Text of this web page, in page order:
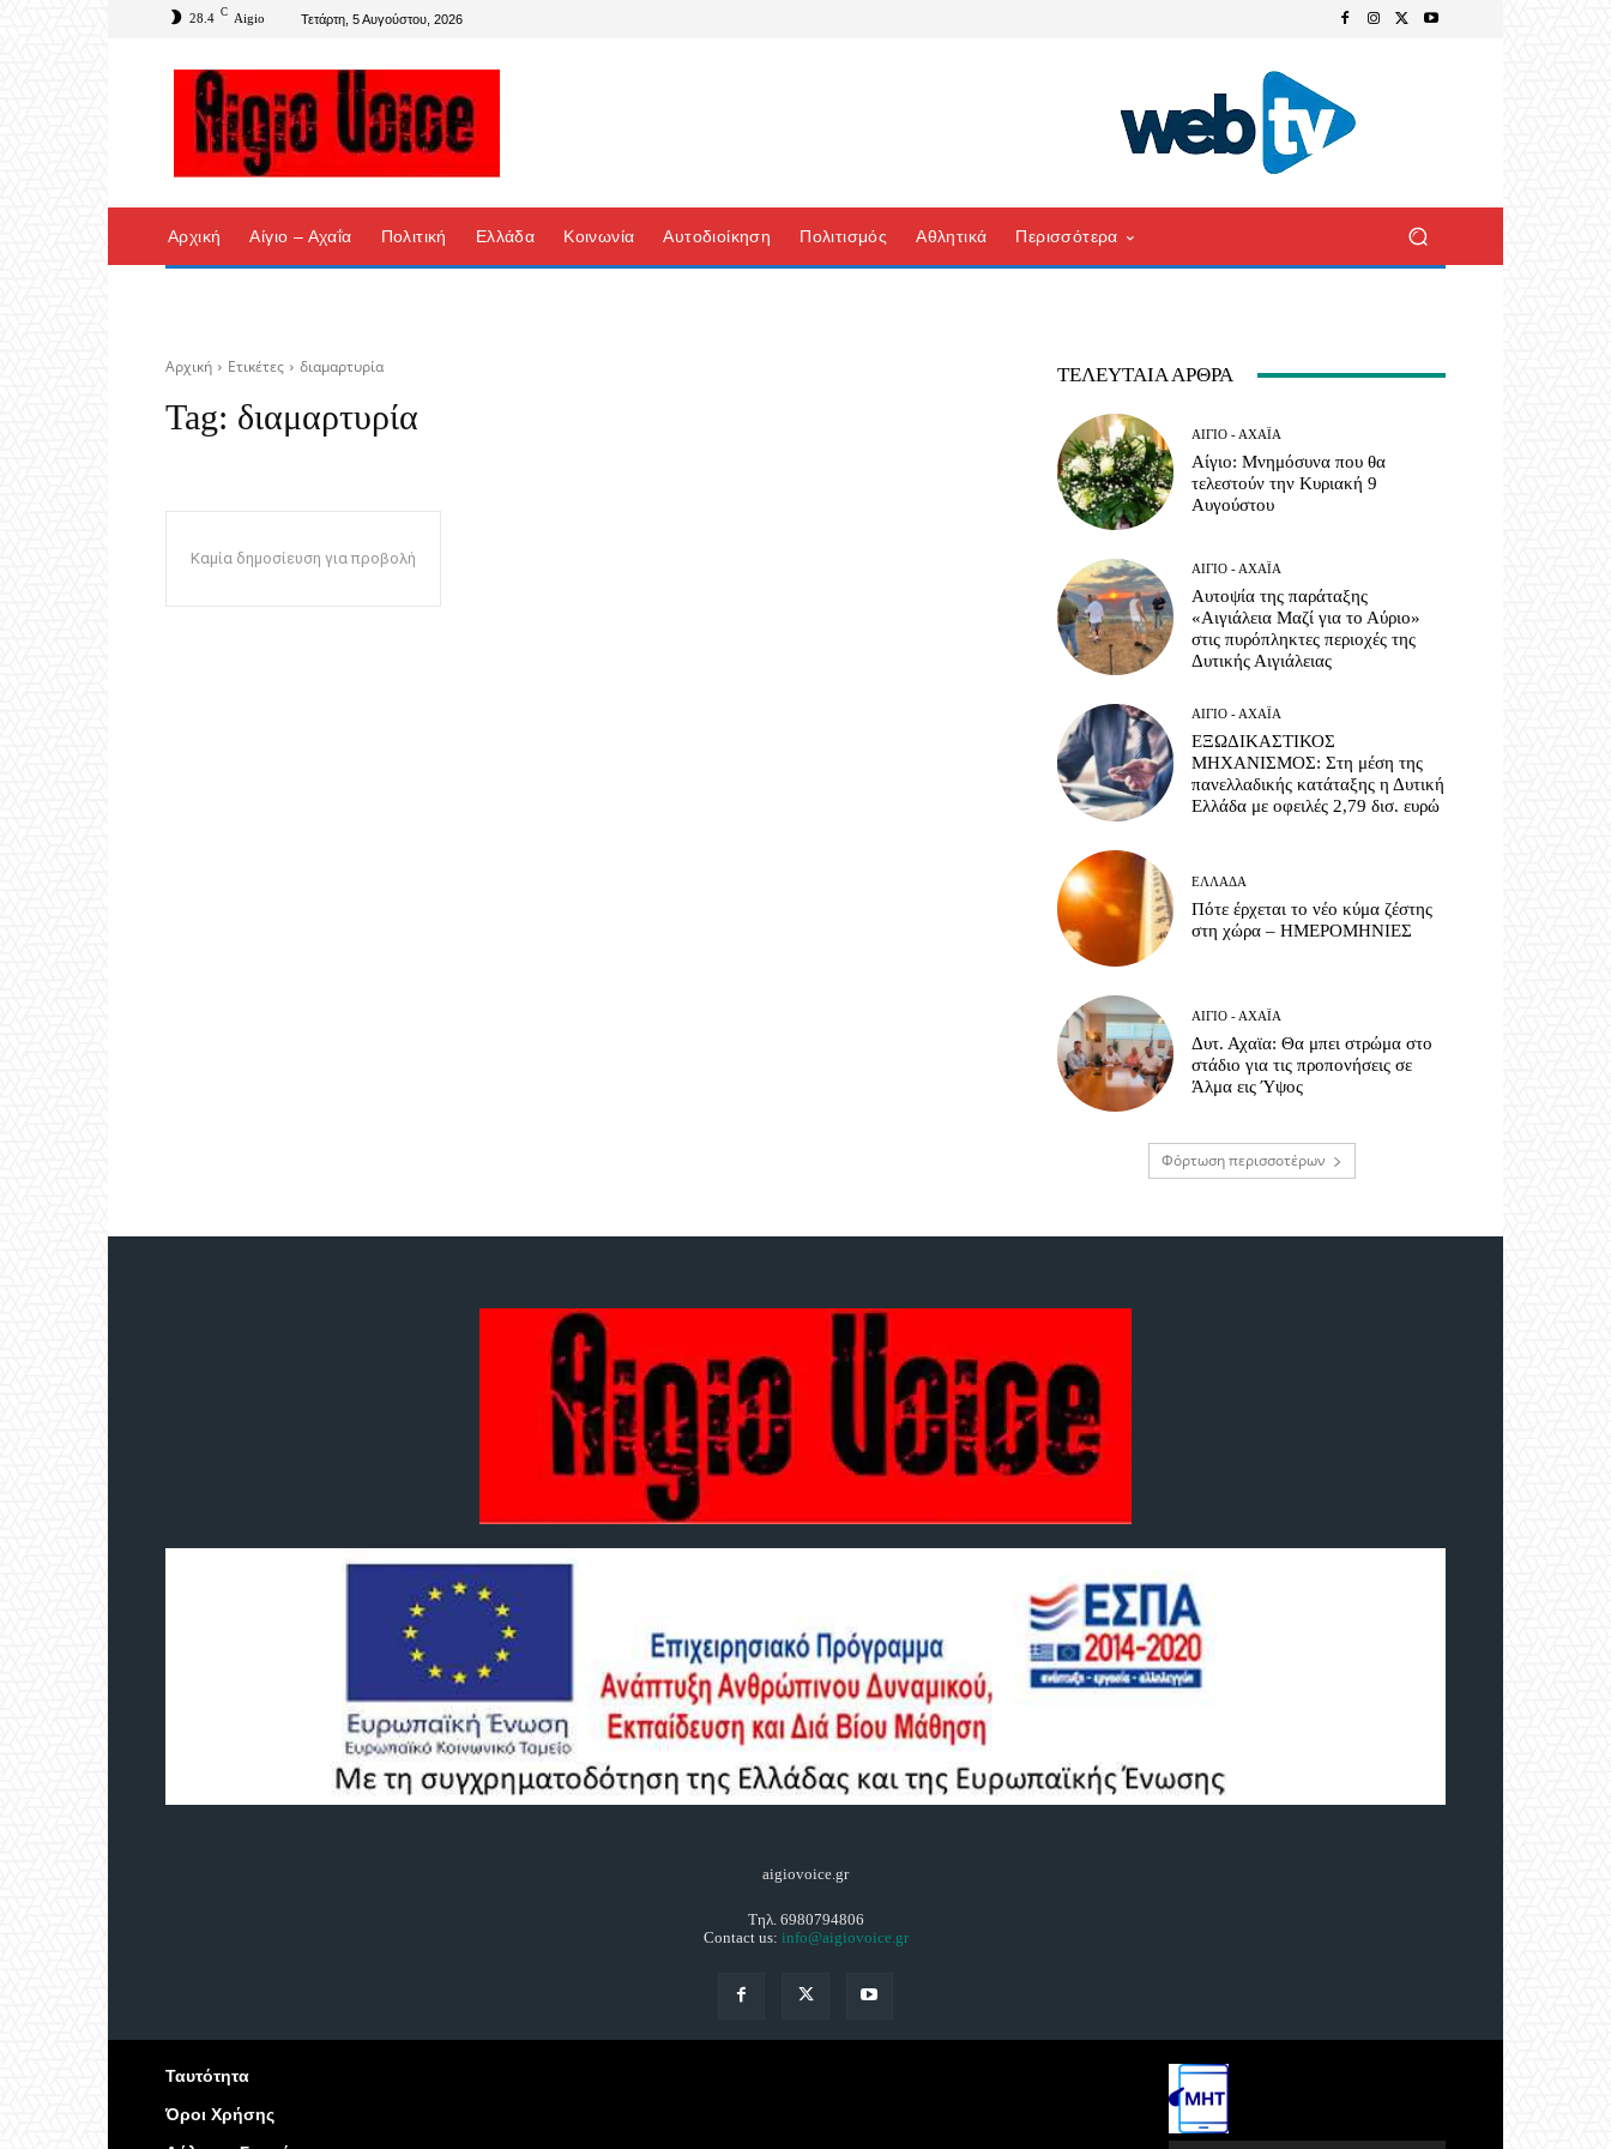
28.4 C Aigio Τετάρτη, 5 Αυγούστου, 2026
Αρχική Αίγιο – Αχαΐα Πολιτική Ελλάδα Κοινωνία Αυτοδιοίκηση Πολιτισμός Αθλητικά Περισσότερα
Αρχική Ετικέτες διαμαρτυρία
Tag: διαμαρτυρία
Καμία δημοσίευση για προβολή
ΤΕΛΕΥΤΑΊΑ ΆΡΘΡΑ
ΑΊΓΙΟ - ΑΧΑΪ́Α
Αίγιο: Μνημόσυνα που θα
τελεστούν την Κυριακή 9
Αυγούστου
ΑΊΓΙΟ - ΑΧΑΪ́Α
Αυτοψία της παράταξης
«Αιγιάλεια Μαζί για το Αύριο»
στις πυρόπληκτες περιοχές της
Δυτικής Αιγιάλειας
ΑΊΓΙΟ - ΑΧΑΪ́Α
ΕΞΩΔΙΚΑΣΤΙΚΟΣ
ΜΗΧΑΝΙΣΜΟΣ: Στη μέση της
πανελλαδικής κατάταξης η Δυτική
Ελλάδα με οφειλές 2,79 δισ. ευρώ
ΕΛΛΆΔΑ
Πότε έρχεται το νέο κύμα ζέστης
στη χώρα – ΗΜΕΡΟΜΗΝΙΕΣ
ΑΊΓΙΟ - ΑΧΑΪ́Α
Δυτ. Αχαϊα: Θα μπει στρώμα στο
στάδιο για τις προπονήσεις σε
Άλμα εις Ύψος
Φόρτωση περισσοτέρων
aigiovoice.gr
Τηλ. 6980794806
Contact us: info@aigiovoice.gr
Ταυτότητα
Όροι Χρήσης